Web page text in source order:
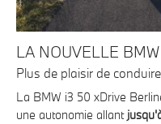
LA NOUVELLE
Plus de plaisir de
La BMW i3 50 xDrive
une autonomie allant